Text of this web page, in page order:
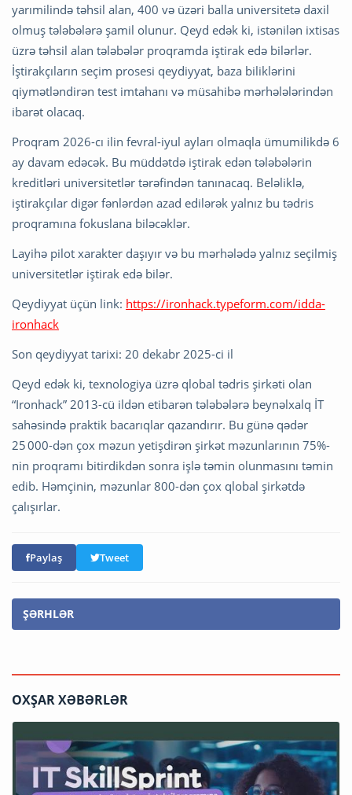
yarımilində təhsil alan, 400 və üzəri balla universitetə daxil
olmuş tələbələrə şamil olunur. Qeyd edək ki, istənilən ixtisas
üzrə təhsil alan tələbələr proqramda iştirak edə bilərlər.
İştirakçıların seçim prosesi qeydiyyat, baza biliklərini
qiymətləndirən test imtahanı və müsahibə mərhələlərindən
ibarət olacaq.
Proqram 2026-cı ilin fevral-iyul ayları olmaqla ümumilikdə 6
ay davam edəcək. Bu müddətdə iştirak edən tələbələrin
kreditləri universitetlər tərəfindən tanınacaq. Beləliklə,
iştirakçılar digər fənlərdən azad edilərək yalnız bu tədris
proqramına fokuslana biləcəklər.
Layihə pilot xarakter daşıyır və bu mərhələdə yalnız seçilmiş
universitetlər iştirak edə bilər.
Qeydiyyat üçün link: https://ironhack.typeform.com/idda-
ironhack
Son qeydiyyat tarixi: 20 dekabr 2025-ci il
Qeyd edək ki, texnologiya üzrə qlobal tədris şirkəti olan
“Ironhack” 2013-cü ildən etibarən tələbələrə beynəlxalq İT
sahəsində praktik bacarıqlar qazandırır. Bu günə qədər
25 000-dən çox məzun yetişdirən şirkət məzunlarının 75%-
nin proqramı bitirdikdən sonra işlə təmin olunmasını təmin
edib. Həmçinin, məzunlar 800-dən çox qlobal şirkətdə
çalışırlar.
Paylaş Tweet
ŞƏRHLƏR
OXŞAR XƏBƏRLƏR